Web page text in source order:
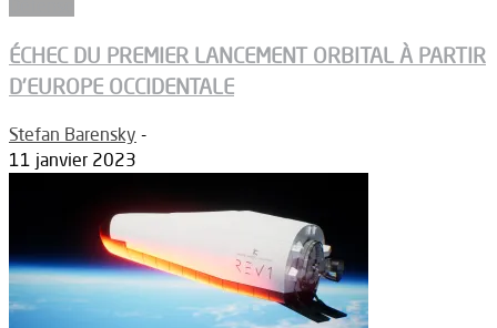
ÉCHEC DU PREMIER LANCEMENT ORBITAL À PARTIR
D’EUROPE OCCIDENTALE
Stefan Barensky -
11 janvier 2023